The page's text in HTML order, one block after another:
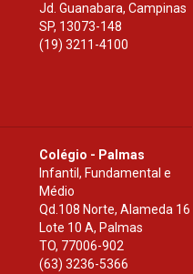
Jd. Guanabara, Campinas
SP, 13073-148
(19) 3211-4100
Colégio - Palmas
Infantil, Fundamental e
Médio
Qd.108 Norte, Alameda 16
Lote 10 A, Palmas
TO, 77006-902
(63) 3236-5366